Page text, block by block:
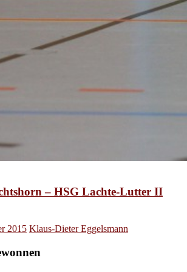
– HSG Lachte-Lutter II
2015 Klaus-Dieter Eggelsmann